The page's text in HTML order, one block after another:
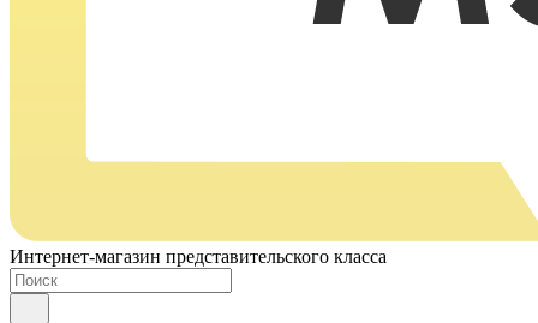
Интернет-магазин представительского класса